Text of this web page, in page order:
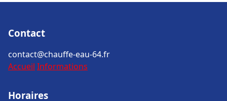
Contact
contact@chauffe-eau-64.fr
Accueil Informations
Horaires